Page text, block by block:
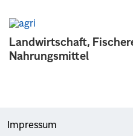
Landwirtschaft,
Nahrungsmittel
Impressum